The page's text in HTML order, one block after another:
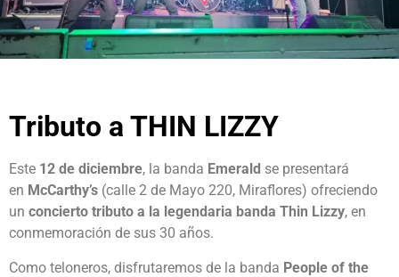
Tributo a THIN LIZZY
Este 12 de diciembre, la banda Emerald se presentará
en McCarthy’s (calle 2 de Mayo 220, Miraflores) ofreciendo
un concierto tributo a la legendaria banda Thin Lizzy, en
conmemoración de sus 30 años.
Como teloneros, disfrutaremos de la banda People of the